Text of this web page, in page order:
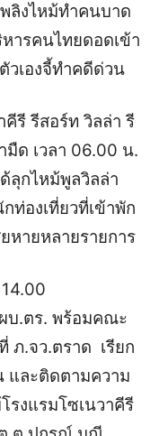
พลิงไหม้ทำคนบาด
ารคนไทยดอดเข้า
วเองจี้ทำคดีด่วน
คีรี รีสอร์ท วิลล่า รี
มืด เวลา 06.00 น.
ลุกไหม้พูลวิลล่า
ท่องเที่ยวที่เข้าพัก
หายหลายรายการ
บ.ตร. พร้อมคณะ
ภ.จว.ตราด เรียก
และติดตามความ
รงแรมโซเนวาคีรี